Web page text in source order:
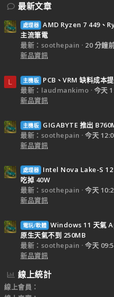
最新文章
處理器 AMD Ryzen 7 449、
主流筆電
最新：soothepain
20 分鐘
新品資訊
L 主機板
PCB、VRM 缺料成本
最新：laudmankimo
今天
新品資訊
主機板
GIGABYTE 推出
最新：soothepain
今天
新品資訊
處理器
Intel Nova Lake-S 12
吃掉 40W
最新：soothepain
今天
新品資訊
電玩/軟體 Windows 11 天氣
原生天氣不到 250MB
最新：soothepain
今天
新品資訊
線上統計
線上會員